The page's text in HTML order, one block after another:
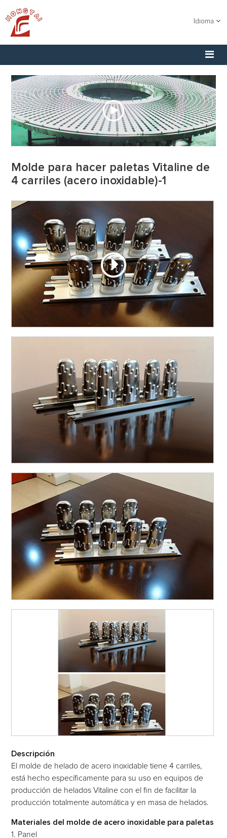
Idioma
Molde para hacer paletas Vitaline de
4 carriles (acero inoxidable)-1
Descripción
El molde de helado de acero inoxidable tiene 4 carriles,
está hecho específicamente para su uso en equipos de
producción de helados Vitaline con el fin de facilitar la
producción totalmente automática y en masa de helados.
Materiales del molde de acero inoxidable para paletas
1. Panel